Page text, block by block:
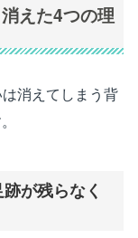
えた4つの理
消えてしまう背
が残らなく